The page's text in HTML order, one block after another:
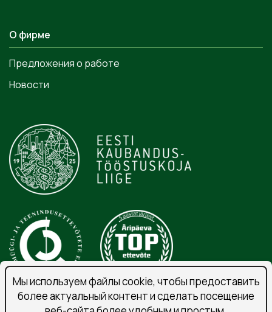
О фирме
Предложения о работе
Новости
Мы используем файлы cookie, чтобы предоставить
более актуальный контент и сделать посещение